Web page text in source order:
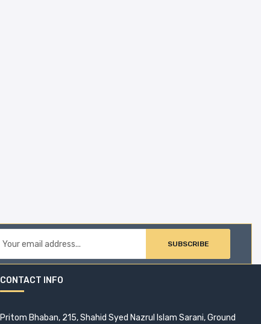
SUBSCRIBE
CONTACT INFO
Pritom Bhaban, 215, Shahid Syed Nazrul Islam Sarani, Ground